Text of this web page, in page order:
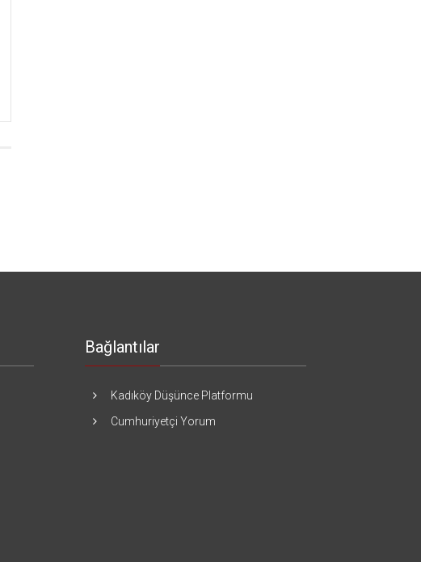
Bağlantılar
Kadıköy Düşünce Platformu
Cumhuriyetçi Yorum